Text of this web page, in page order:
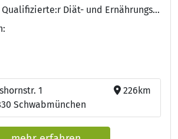
Qualifikationen: Qualifizierte:r Diät- und Ernährungsberater:in VFED
1
Schwabmünchen
226km